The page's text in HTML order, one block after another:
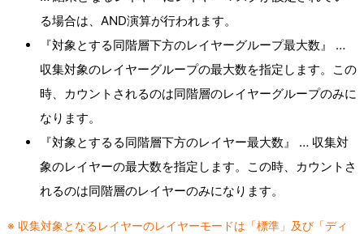
る場合は、AND演算が行われます。
『対象とする同階層下方のレイヤーグループ最大数』 …
収集対象のレイヤーグループの最大数を指定します。この
時、カウントされるのは同階層のレイヤーグループのみに
なります。
『対象とするる同階層下方のレイヤー最大数』 … 収集対
象のレイヤーの最大数を指定します。この時、カウントさ
れるのは同階層のレイヤーのみになります。
※ 収集対象となるレイヤーのレイヤーモードは「標準」及び「ディ